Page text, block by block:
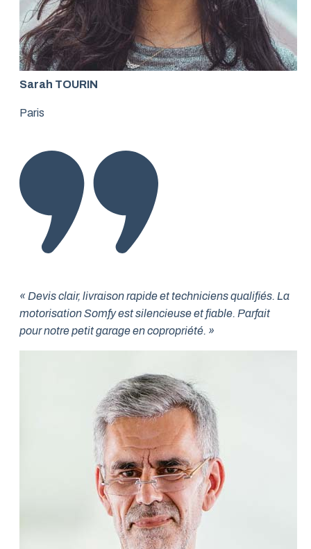
Sarah TOURIN
Paris
« Devis clair, livraison rapide et techniciens qualifiés. La
motorisation Somfy est silencieuse et fiable. Parfait
pour notre petit garage en copropriété. »